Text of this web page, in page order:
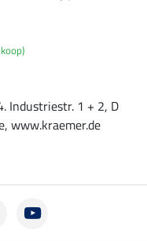
Industriestr. 1 + 2, D
www.kraemer.de